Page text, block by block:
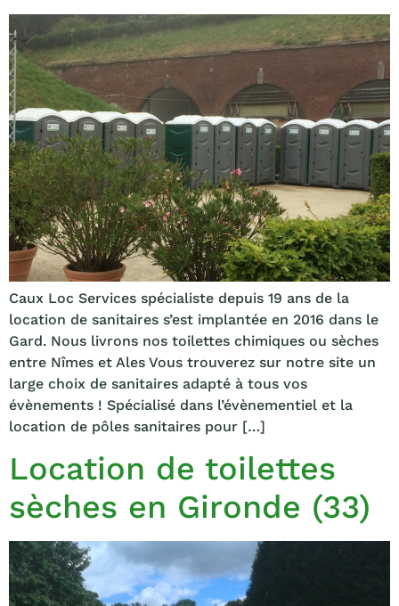
Caux Loc Services spécialiste depuis 19 ans de la
location de sanitaires s’est implantée en 2016 dans le
Gard. Nous livrons nos toilettes chimiques ou sèches
entre Nîmes et Ales Vous trouverez sur notre site un
large choix de sanitaires adapté à tous vos
évènements ! Spécialisé dans l’évènementiel et la
location de pôles sanitaires pour […]
Location de toilettes
sèches en Gironde (33)